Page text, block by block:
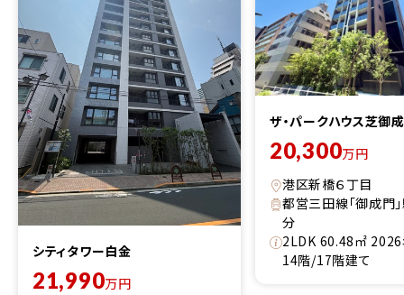
シティタワー白金
21,990万円
ザ・パークハウス芝御
20,300万円
港区新橋６丁目
都営三田線「御成
分
2LDK 60.48㎡
14階/17階建て